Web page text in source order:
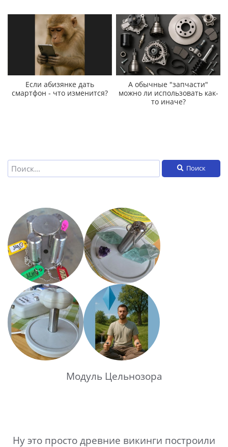
Если абизянке дать
смартфон - что изменится?
А обычные "запчасти"
можно ли использовать как-
то иначе?
Поиск
Модуль Цельнозора
Ну это просто древние викинги построили